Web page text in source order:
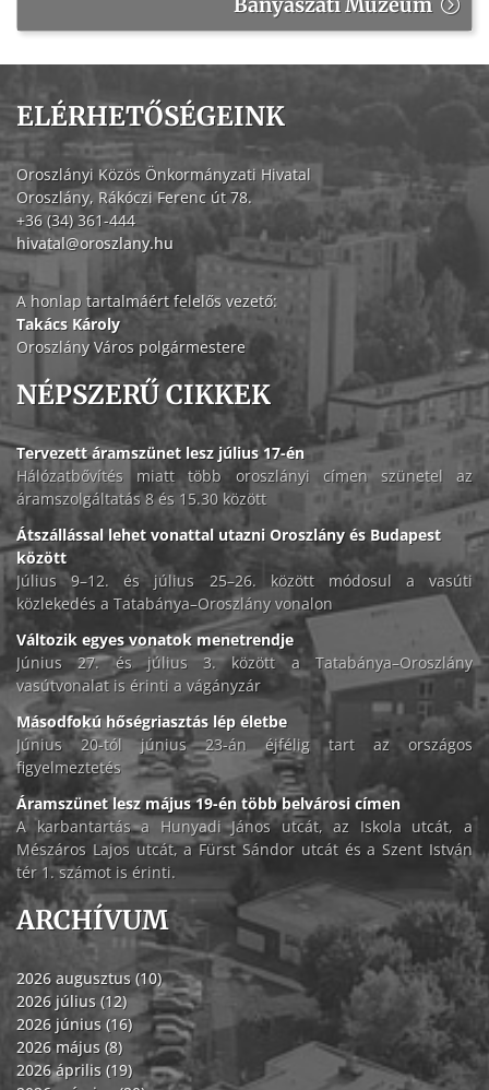
Bányászati Múzeum
ELÉRHETŐSÉGEINK
Oroszlányi Közös Önkormányzati Hivatal
Oroszlány, Rákóczi Ferenc út 78.
+36 (34) 361-444
hivatal@oroszlany.hu
A honlap tartalmáért felelős vezető:
Takács Károly
Oroszlány Város polgármestere
NÉPSZERŰ CIKKEK
Tervezett áramszünet lesz július 17-én
Hálózatbővítés miatt több oroszlányi címen szünetel az
áramszolgáltatás 8 és 15.30 között
Átszállással lehet vonattal utazni Oroszlány és Budapest
között
Július 9–12. és július 25–26. között módosul a vasúti
közlekedés a Tatabánya–Oroszlány vonalon
Változik egyes vonatok menetrendje
Június 27. és július 3. között a Tatabánya–Oroszlány
vasútvonalat is érinti a vágányzár
Másodfokú hőségriasztás lép életbe
Június 20-tól június 23-án éjfélig tart az országos
figyelmeztetés
Áramszünet lesz május 19-én több belvárosi címen
A karbantartás a Hunyadi János utcát, az Iskola utcát, a
Mészáros Lajos utcát, a Fürst Sándor utcát és a Szent István
tér 1. számot is érinti.
ARCHÍVUM
2026 augusztus (10)
2026 július (12)
2026 június (16)
2026 május (8)
2026 április (19)